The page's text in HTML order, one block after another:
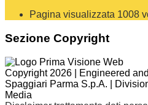
Pagina visualizzata 1008
Sezione Copyright
Copyright 2026 | Engineered
Spaggiari Parma S.p.A. |
Media